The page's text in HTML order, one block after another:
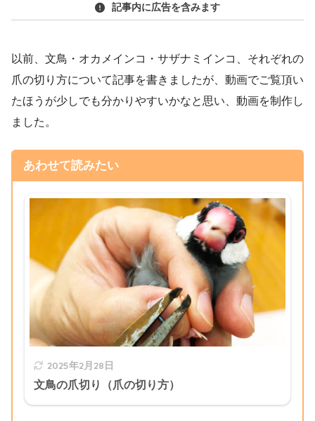
記事内に広告を含みます
以前、文鳥・オカメインコ・サザナミインコ、それぞれの
爪の切り方について記事を書きましたが、動画でご覧頂い
たほうが少しでも分かりやすいかなと思い、動画を制作し
ました。
あわせて読みたい
2025年2月28日
文鳥の爪切り（爪の切り方）